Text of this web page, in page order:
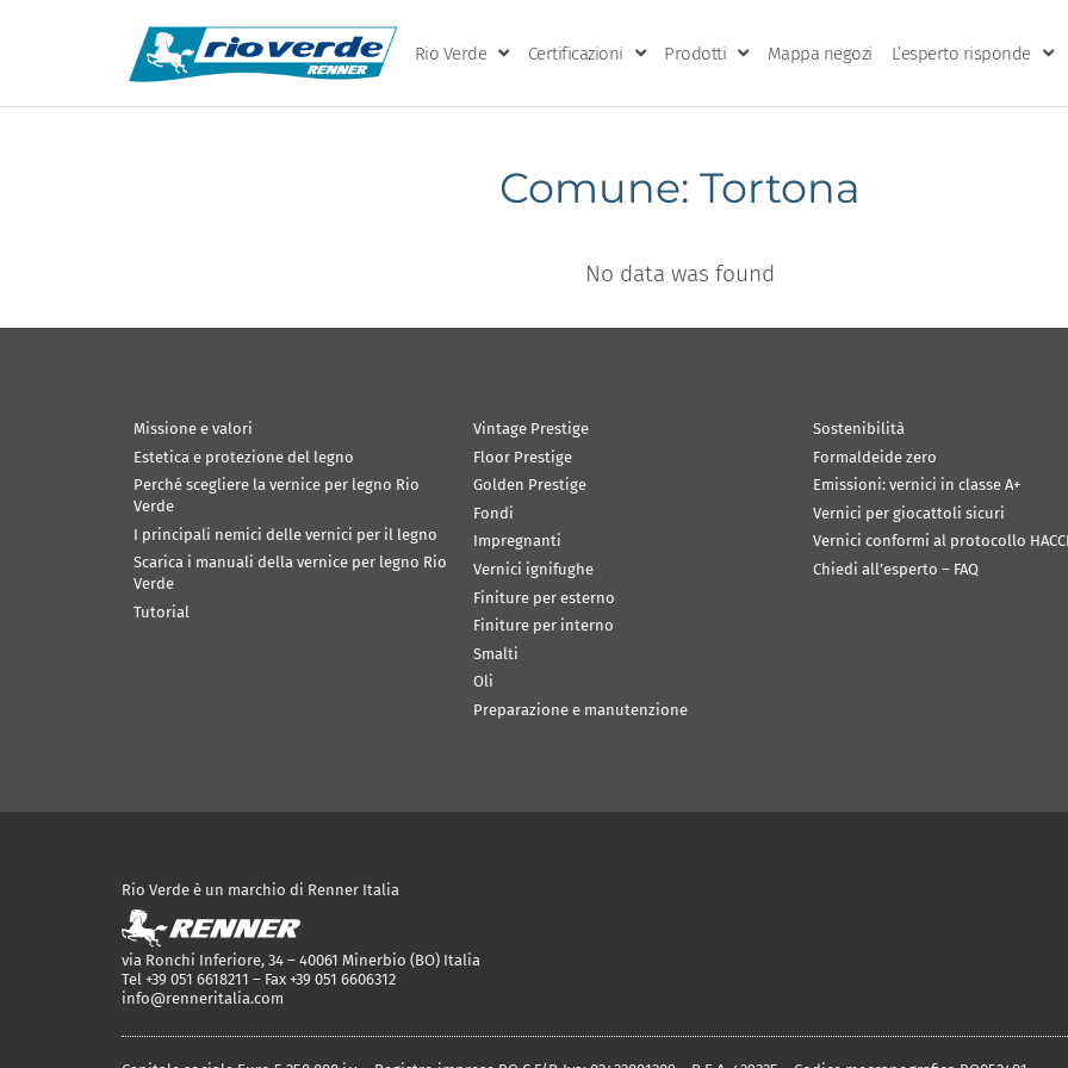
Rio Verde Certificazioni Prodotti Mappa negozi L’esperto risponde
Comune: Tortona
No data was found
Missione e valori
Estetica e protezione del legno
Perché scegliere la vernice per legno Rio
Verde
I principali nemici delle vernici per il legno
Scarica i manuali della vernice per legno Rio
Verde
Tutorial
Vintage Prestige
Floor Prestige
Golden Prestige
Fondi
Impregnanti
Vernici ignifughe
Finiture per esterno
Finiture per interno
Smalti
Oli
Preparazione e manutenzione
Sostenibilità
Formaldeide zero
Emissioni: vernici in classe A+
Vernici per giocattoli sicuri
Vernici conformi al protocollo
Chiedi all’esperto – FAQ
Rio Verde è un marchio di Renner Italia
via Ronchi Inferiore, 34 – 40061 Minerbio (BO) Italia
Tel +39 051 6618211 – Fax +39 051 6606312
info@renneritalia.com